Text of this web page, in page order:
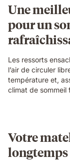
Une
pour un
Les ressorts
l’air de circuler
température et,
climat de sommeil
Votre
longtemps